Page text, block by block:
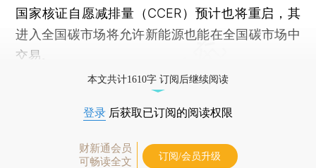
国家核证自愿减排量（CCER）预计也将重启，其
进入全国碳市场将允许新能源也能在全国碳市场中
交易。
本文共计1610字 订阅后继续阅读
登录 后获取已订阅的阅读权限
财新通会员
可畅读全文
订阅/会员升级